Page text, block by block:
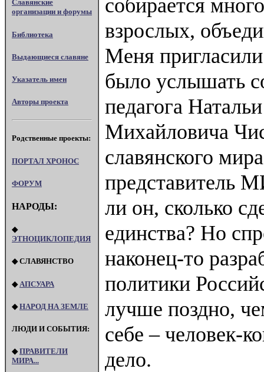
Славянские
организации и форумы
Библиотека
Выдающиеся славяне
Указатель имен
Авторы проекта
Родственные проекты:
ПОРТАЛ XPOHOC
ФОРУМ
НАРОДЫ:
◆
ЭТНОЦИКЛОПЕДИЯ
◆ СЛАВЯНСТВО
◆ АПСУАРА
◆НАРОД НА ЗЕМЛЕ
ЛЮДИ И СОБЫТИЯ:
◆ПРАВИТЕЛИ
МИРА...
собирается
взрослых,
Меня
было услышать
педагога
Михайловича
славянского
представитель
ли он, сколько
единства? Но
наконец-то
политики
лучше поздно,
себе – человек-
дело.